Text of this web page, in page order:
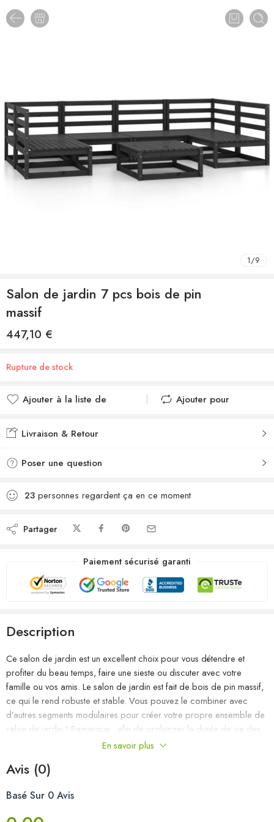
1/9
Salon de jardin 7 pcs bois de pin
massif
447,10 €
Rupture de stock
Ajouter à la liste de
Ajouté à la liste de
Ajouter pour
Livraison & Retour
Poser une question
23 personnes regardent ça en ce moment
Partager
Paiement sécurisé garanti
Description
Ce salon de jardin est un excellent choix pour vous détendre et
profiter du beau temps, faire une sieste ou discuter avec votre
famille ou vos amis. Le salon de jardin est fait de bois de pin massif,
ce qui le rend robuste et stable. Vous pouvez le combiner avec
d’autres segments modulaires pour créer votre propre ensemble de
salon de jardin ! Remarque : afin de prolonger la durée de vie des
meubles d’extérieur, nous vous recommandons de les protéger avec
Matériau : bois de pin massif
En savoir plus
Avis (0)
Basé Sur 0 Avis